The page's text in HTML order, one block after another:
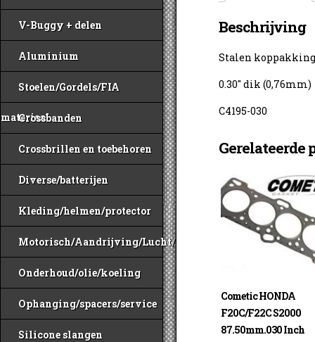
V-Buggy + delen
Aluminium
Stoelen/Gordels/FIA
materiaal
Crossbanden
Crossbrillen en toebehoren
Diverse/batterijen
Kleding/helmen/protector
Motorisch/Aandrijving/Lucht/Benzine
Onderhoud/olie/koeling
Ophanging/spacers/service
Silicone slangen
Beschrijving
Stalen koppakking
0.30″ dik (0,76mm)
C4195-030
Gerelateerde
Cometic HONDA
F20C/F22C S2000
87.50mm.030 Inch